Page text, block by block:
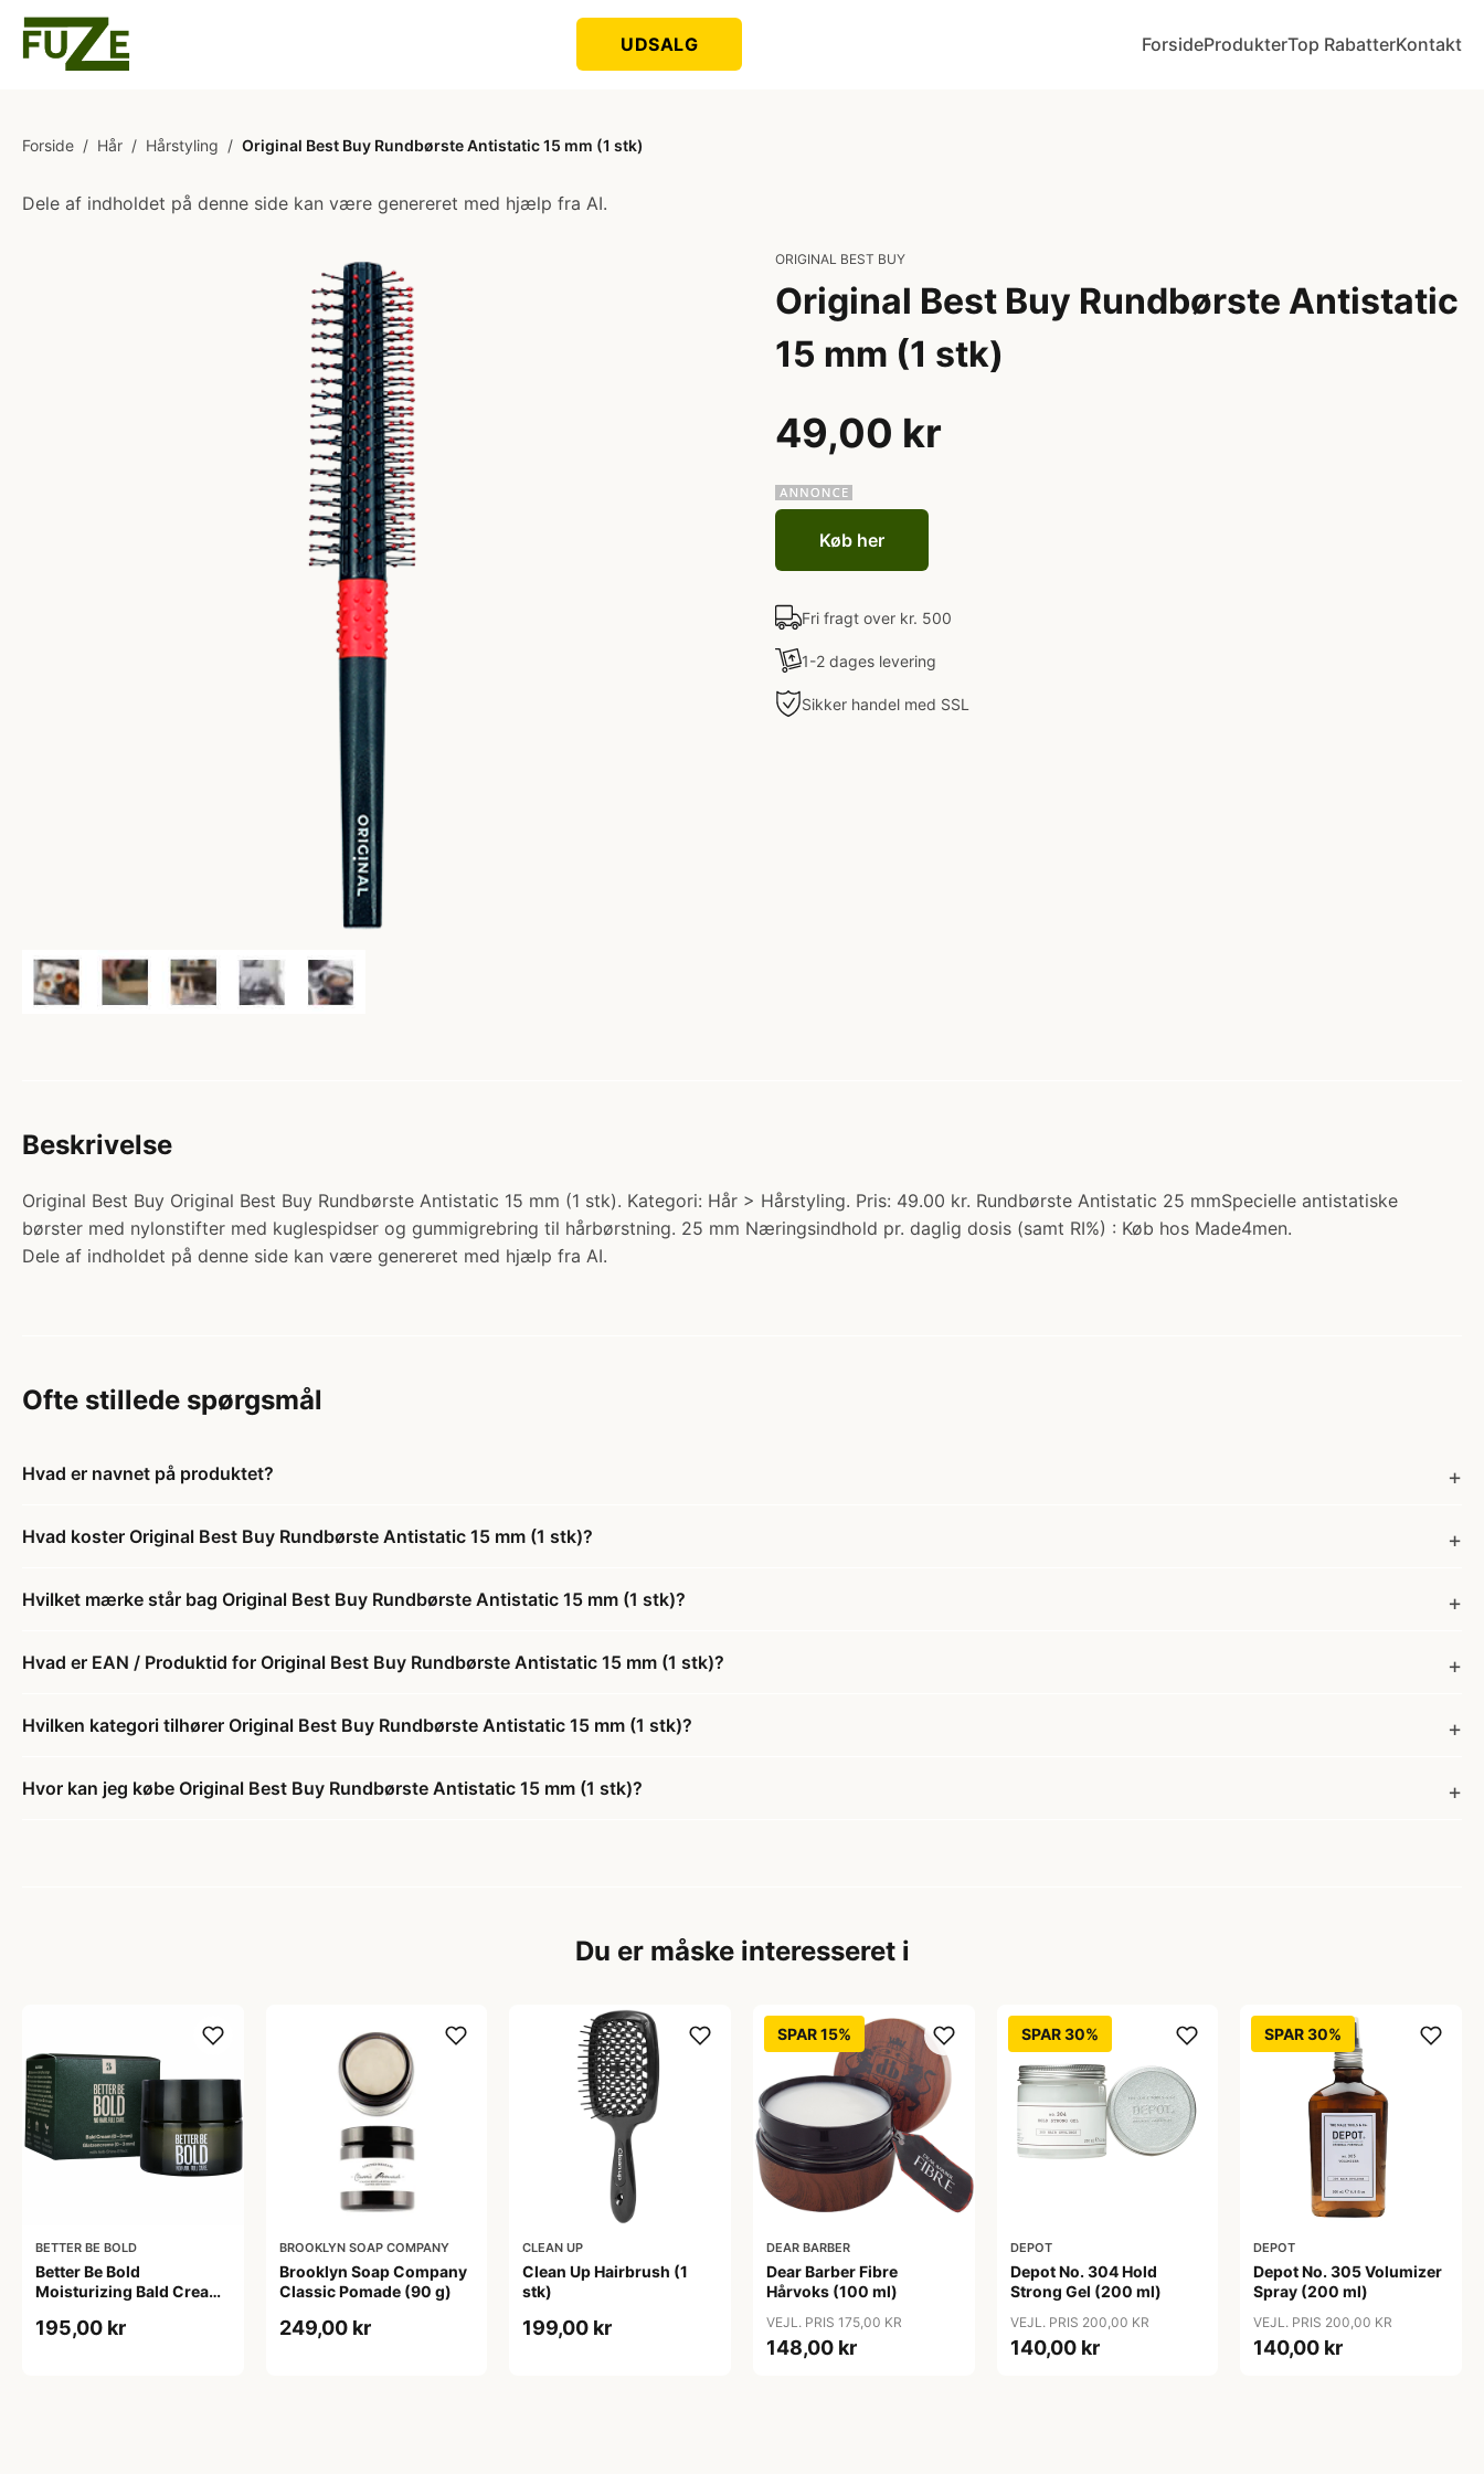
UDSALG ForsideProdukterTop RabatterKontakt
Forside / Hår / Hårstyling / Original Best Buy Rundbørste Antistatic 15 mm (1 stk)
Dele af indholdet på denne side kan være genereret med hjælp fra AI.
ORIGINAL BEST BUY
Original Best Buy Rundbørste Antistatic
15 mm (1 stk)
49,00 kr
Køb her
Fri fragt over kr. 500
1-2 dages levering
Sikker handel med SSL
Beskrivelse
Original Best Buy Original Best Buy Rundbørste Antistatic 15 mm (1 stk). Kategori: Hår > Hårstyling. Pris: 49.00 kr. Rundbørste Antistatic 25 mmSpecielle antistatiske
børster med nylonstifter med kuglespidser og gummigrebring til hårbørstning. 25 mm Næringsindhold pr. daglig dosis (samt RI%) : Køb hos Made4men.
Dele af indholdet på denne side kan være genereret med hjælp fra AI.
Ofte stillede spørgsmål
Hvad er navnet på produktet?
Hvad koster Original Best Buy Rundbørste Antistatic 15 mm (1 stk)?
Hvilket mærke står bag Original Best Buy Rundbørste Antistatic 15 mm (1 stk)?
Hvad er EAN / Produktid for Original Best Buy Rundbørste Antistatic 15 mm (1 stk)?
Hvilken kategori tilhører Original Best Buy Rundbørste Antistatic 15 mm (1 stk)?
Hvor kan jeg købe Original Best Buy Rundbørste Antistatic 15 mm (1 stk)?
Du er måske interesseret i
BETTER BE BOLD
Better Be Bold
Moisturizing Bald Cream
195,00 kr
BROOKLYN SOAP COMPANY
Brooklyn Soap Company
Classic Pomade (90 g)
249,00 kr
CLEAN UP
Clean Up Hairbrush (1
stk)
199,00 kr
SPAR 15%
DEAR BARBER
Dear Barber Fibre
Hårvoks (100 ml)
VEJL. PRIS 175,00 KR
148,00 kr
SPAR 30%
DEPOT
Depot No. 304 Hold
Strong Gel (200 ml)
VEJL. PRIS 200,00 KR
140,00 kr
SPAR 30%
DEPOT
Depot No. 305 Volumizer
Spray (200 ml)
VEJL. PRIS 200,00 KR
140,00 kr